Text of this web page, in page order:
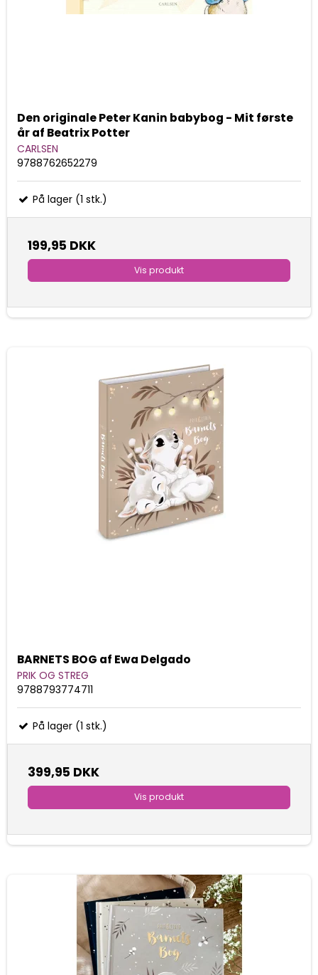
Den originale Peter Kanin babybog - Mit første
år af Beatrix Potter
CARLSEN
9788762652279
På lager (1 stk.)
199,95 DKK
Vis produkt
BARNETS BOG af Ewa Delgado
PRIK OG STREG
9788793774711
På lager (1 stk.)
399,95 DKK
Vis produkt